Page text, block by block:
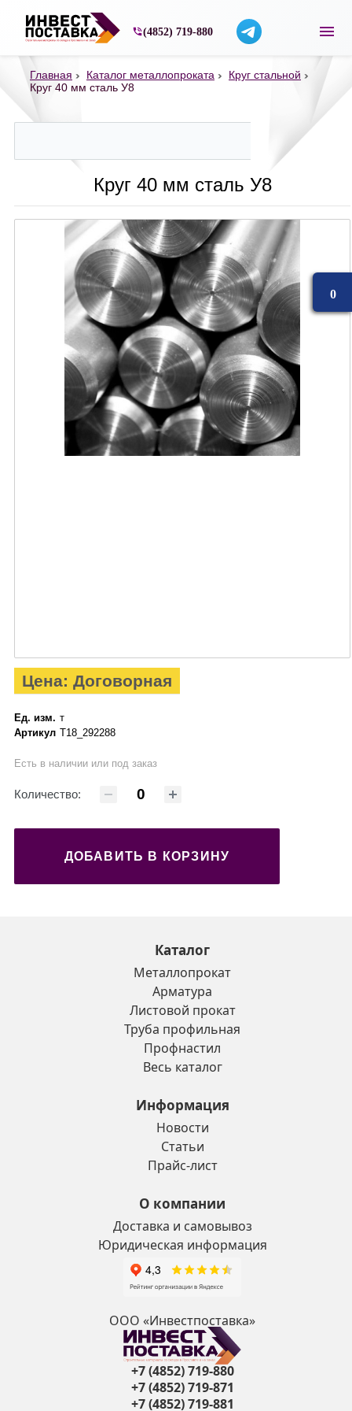
Строительные материалы со склада в
(4852) 719-880
Главная Каталог металлопроката
Круг стальной
Круг 40 мм сталь У8
Круг 40 мм сталь У8
Цена: Договорная
Ед. изм. т
Артикул Т18_292288
Есть в наличии или под заказ
Количество:
ДОБАВИТЬ В КОРЗИНУ
Каталог
Металлопрокат
Арматура
Листовой прокат
Труба профильная
Профнастил
Весь каталог
Информация
Новости
Статьи
Прайс-лист
О компании
Доставка и самовывоз
Юридическая информация
ООО «Инвестпоставка»
+7 (4852) 719-880
+7 (4852) 719-871
+7 (4852) 719-881
0